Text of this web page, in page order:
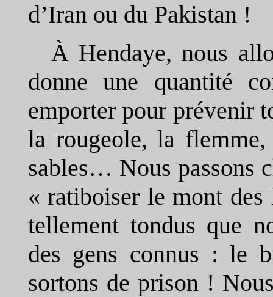
d’Iran ou du Pakistan !
À Hendaye, nous
donne une quantité
emporter pour prévenir
la rougeole, la
sables… Nous passons
« ratiboiser le mont des
tellement tondus que
des gens connus : le
sortons de prison !